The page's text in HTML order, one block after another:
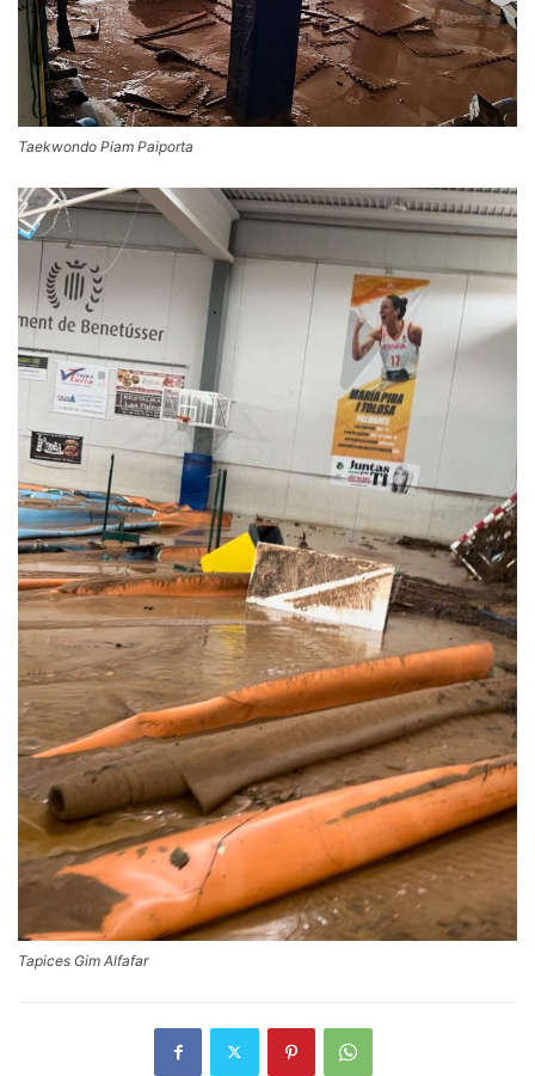
Taekwondo Piam Paiporta
Tapices Gim Alfafar